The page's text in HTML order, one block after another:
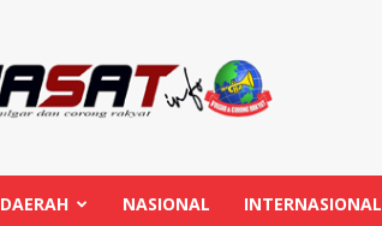
DAERAH NASIONAL INTERNASIONAL